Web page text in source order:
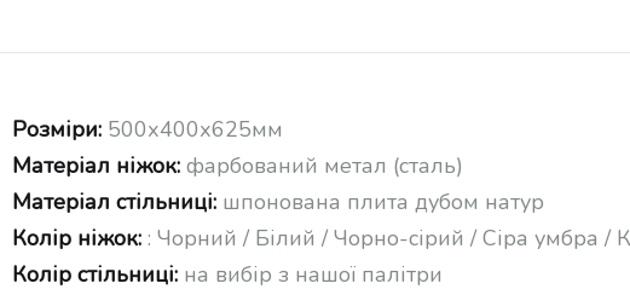
Розміри: 500х400х625мм
Матеріал ніжок: фарбований метал (сталь)
Матеріал стільниці: шпонована плита дубом натур
Колір ніжок: : Чорний / Білий / Чорно-сірий / Сіра умбра /
Колір стільниці: на вибір з нашої палітри